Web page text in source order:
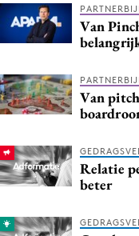
PR
Programmatic
Reputatie & crisis
Van
Van
Relatie
beter